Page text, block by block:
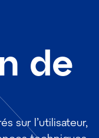
de
sur l’utilisateur,